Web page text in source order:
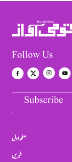
Follow Us
Subscribe
صفحہ اول
خبریں